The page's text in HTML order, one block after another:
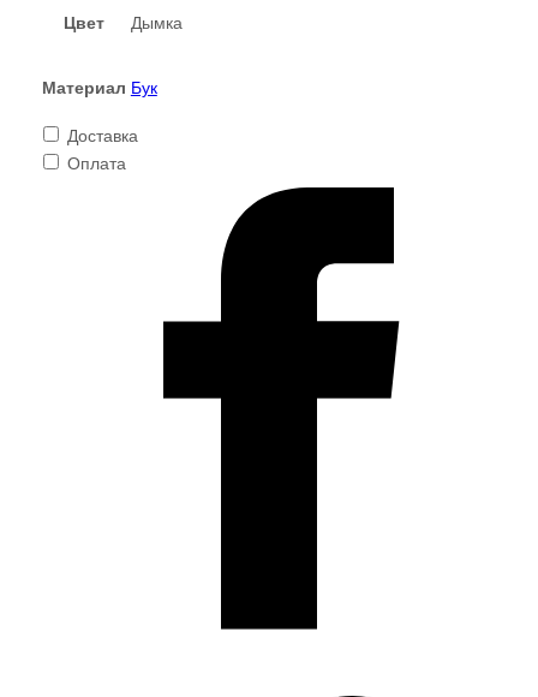
цветЦвет Дымка
Материал Бук
Доставка
Оплата